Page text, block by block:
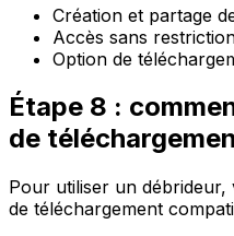
Création et partage
Accès sans
Option de
Étape 8 :
de
Pour utiliser un
de téléchargement